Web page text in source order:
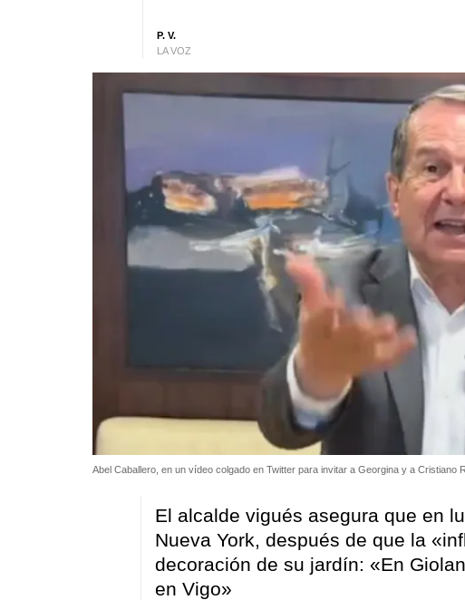
P. V.
LA VOZ
Abel Caballero, en un vídeo colgado en Twitter para invitar a Georgina y a Cristiano
El alcalde vigués asegura que en
Nueva York, después de que la
decoración de su jardín: «En
en Vigo»